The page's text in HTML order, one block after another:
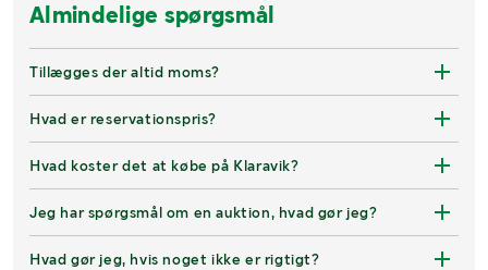
Almindelige spørgsmål
Tillægges der altid moms?
Hvad er reservationspris?
Hvad koster det at købe på Klaravik?
Jeg har spørgsmål om en auktion, hvad gør jeg?
Hvad gør jeg, hvis noget ikke er rigtigt?